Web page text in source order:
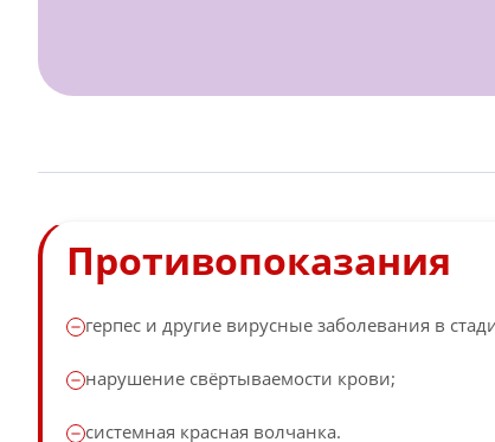
Противопоказания
герпес и другие вирусные заболевания в
нарушение свёртываемости крови;
системная красная волчанка.